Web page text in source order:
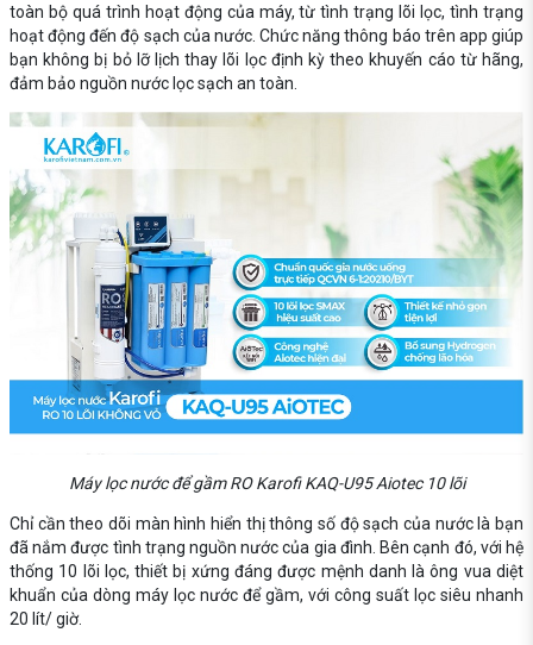
toàn bộ quá trình hoạt động của máy, từ tình trạng lõi lọc, tình trạng
hoạt động đến độ sạch của nước. Chức năng thông báo trên app giúp
bạn không bị bỏ lỡ lịch thay lõi lọc định kỳ theo khuyến cáo từ hãng,
đảm bảo nguồn nước lọc sạch an toàn.
Máy lọc nước để gầm RO Karofi KAQ-U95 Aiotec 10 lõi
Chỉ cần theo dõi màn hình hiển thị thông số độ sạch của nước là bạn
đã nắm được tình trạng nguồn nước của gia đình. Bên cạnh đó, với hệ
thống 10 lõi lọc, thiết bị xứng đáng được mệnh danh là ông vua diệt
khuẩn của dòng máy lọc nước để gầm, với công suất lọc siêu nhanh
20 lít/ giờ.